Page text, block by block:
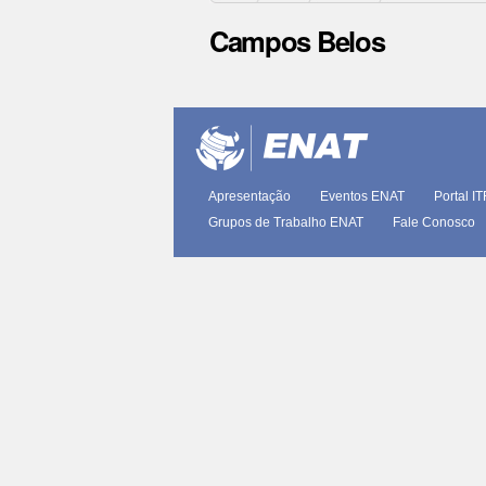
Campos Belos
documento
Apresentação Eventos ENAT Portal
Grupos de Trabalho ENAT
Fale Conosco